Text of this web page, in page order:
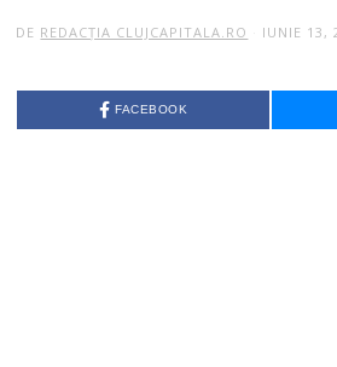
DE REDACȚIA CLUJCAPITALA.RO IUNIE 13,
FACEBOOK